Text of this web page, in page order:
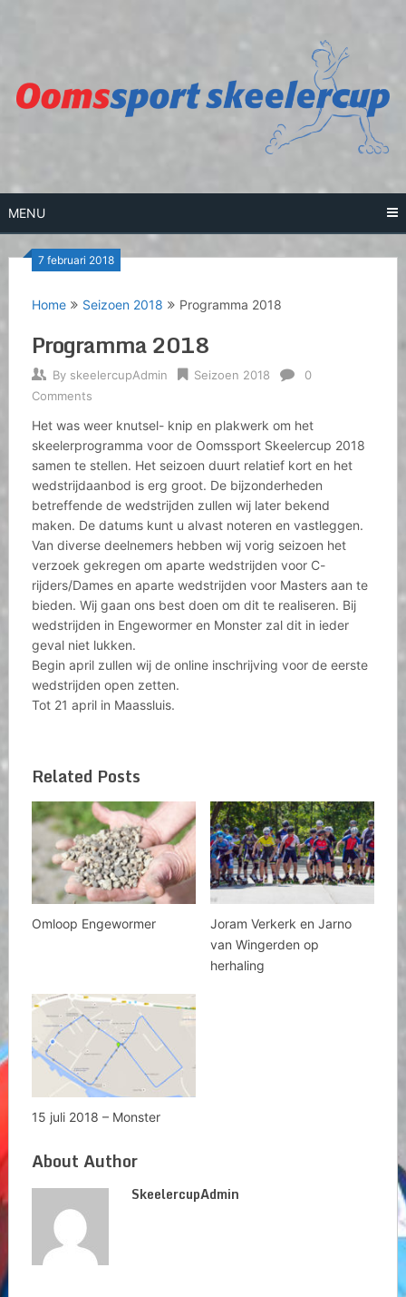
MENU
7 februari 2018
Home Seizoen 2018 Programma 2018
Programma 2018
By skeelercupAdmin Seizoen 2018
0
Comments
Het was weer knutsel- knip en plakwerk om het
skeelerprogramma voor de Oomssport Skeelercup 2018
samen te stellen. Het seizoen duurt relatief kort en het
wedstrijdaanbod is erg groot. De bijzonderheden
betreffende de wedstrijden zullen wij later bekend
maken. De datums kunt u alvast noteren en vastleggen.
Van diverse deelnemers hebben wij vorig seizoen het
verzoek gekregen om aparte wedstrijden voor C-
rijders/Dames en aparte wedstrijden voor Masters aan te
bieden. Wij gaan ons best doen om dit te realiseren. Bij
wedstrijden in Engewormer en Monster zal dit in ieder
geval niet lukken.
Begin april zullen wij de online inschrijving voor de eerste
wedstrijden open zetten.
Tot 21 april in Maassluis.
Related Posts
Omloop Engewormer
Joram Verkerk en Jarno
van Wingerden op
herhaling
15 juli 2018 – Monster
About Author
SkeelercupAdmin